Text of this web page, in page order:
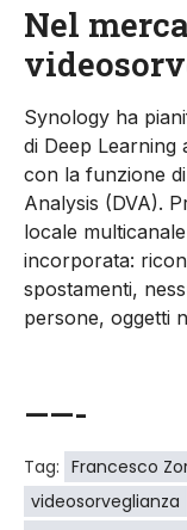
Nel
Synology ha
di Deep Learning
con la funzione
Analysis (DVA).
locale
incorporata:
spostamenti,
persone, oggetti
——-
Tag: Francesco
videosorveglianza